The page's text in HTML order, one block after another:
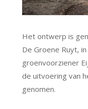
Het ontwerp is
De Groene Ruyt,
groenvoorziener
de uitvoering van
genomen.